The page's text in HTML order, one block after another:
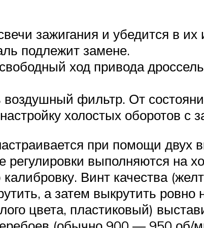
зажигания и убедится в
подлежит замене.
ход привода
воздушный фильтр. От
холостых оборотов с
при помощи двух
регулировки выполняются на
Винт качества
а затем выкрутить
цвета, пластиковый)